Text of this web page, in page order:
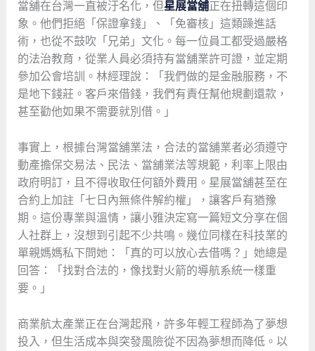
當舖在台灣一直被汙名化，但星展當舖正在扭轉這個印
象。他們拒絕「保證拿錢」、「免審核」這類躁進話
術，也從不鼓吹「兄弟」文化。每一位員工都受過嚴格
的法治教育，從業人員必須持有當舖業許可證，並定期
參加公會培訓。林經理說：「我們做的是金融服務，不
是地下錢莊。客戶來借錢，我們有責任幫他規劃還款，
甚至勸他如果不需要就別借。」
事實上，根據台灣當舖業法，合法的當舖業者必須遵守
動產擔保交易法、民法、當舖業法等規範，利率上限由
政府明訂，且不得收取任何額外費用。星展當舖甚至在
合約上加註「七日內無條件解約權」，讓客戶有猶豫
期。這份專業與溫情，讓小雅決定寫一篇短文分享在個
人社群上，沒想到引起不少共鳴。幾位同樣在科技業的
單親媽媽私下問她：「真的可以放心去借嗎？」她總是
回答：「找對合法的，像找對火箭的導航系統一樣重
要。」
商業航太產業正在台灣起飛，許多年輕工程師為了夢想
投入，但生活成本與突發風險從不因為夢想而降低。以